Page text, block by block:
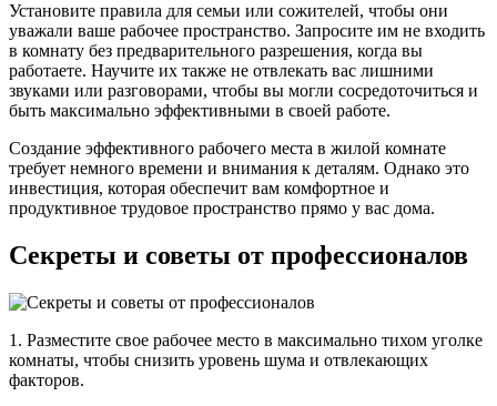
Установите правила для семьи или сожителей, чтобы они
уважали ваше рабочее пространство. Запросите им не входить
в комнату без предварительного разрешения, когда вы
работаете. Научите их также не отвлекать вас лишними
звуками или разговорами, чтобы вы могли сосредоточиться и
быть максимально эффективными в своей работе.
Создание эффективного рабочего места в жилой комнате
требует немного времени и внимания к деталям. Однако это
инвестиция, которая обеспечит вам комфортное и
продуктивное трудовое пространство прямо у вас дома.
Секреты и советы от профессионалов
1. Разместите свое рабочее место в максимально тихом уголке
комнаты, чтобы снизить уровень шума и отвлекающих
факторов.